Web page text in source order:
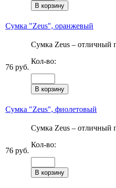
Сумка "Zeus", оранжевый
76 руб.
Сумка Zeus – отличный
Кол-во:
Сумка "Zeus", фиолетовый
76 руб.
Сумка Zeus – отличный
Кол-во: